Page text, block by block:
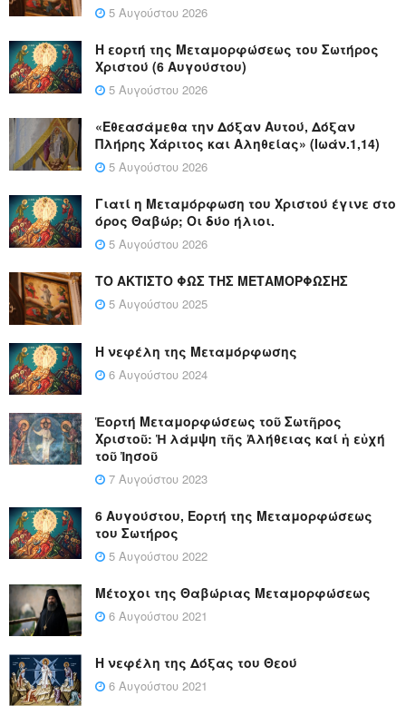
5 Αυγούστου 2026
Η εορτή της Μεταμορφώσεως του Σωτήρος
Χριστού (6 Αυγούστου)
5 Αυγούστου 2026
«Εθεασάμεθα την Δόξαν Αυτού, Δόξαν
Πλήρης Χάριτος και Αληθείας» (Ιωάν.1,14)
5 Αυγούστου 2026
Γιατί η Μεταμόρφωση του Χριστού έγινε στο
όρος Θαβώρ; Οι δύο ήλιοι.
5 Αυγούστου 2026
ΤΟ ΑΚΤΙΣΤΟ ΦΩΣ ΤΗΣ ΜΕΤΑΜΟΡΦΩΣΗΣ
5 Αυγούστου 2025
Η νεφέλη της Μεταμόρφωσης
6 Αυγούστου 2024
Ἑορτή Μεταμορφώσεως τοῦ Σωτῆρος
Χριστοῦ: Ἡ λάμψη τῆς Ἀλήθειας καί ἡ εὐχή
τοῦ Ἰησοῦ
7 Αυγούστου 2023
6 Αυγούστου, Εορτή της Μεταμορφώσεως
του Σωτήρος
5 Αυγούστου 2022
Μέτοχοι της Θαβώριας Μεταμορφώσεως
6 Αυγούστου 2021
Η νεφέλη της Δόξας του Θεού
6 Αυγούστου 2021